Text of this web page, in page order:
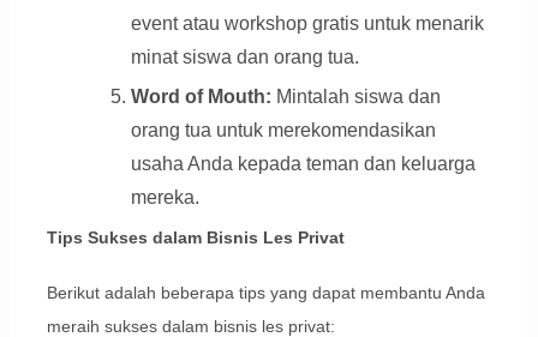
event atau workshop gratis untuk menarik
minat siswa dan orang tua.
Word of Mouth: Mintalah siswa dan
orang tua untuk merekomendasikan
usaha Anda kepada teman dan keluarga
mereka.
Tips Sukses dalam Bisnis Les Privat
Berikut adalah beberapa tips yang dapat membantu Anda
meraih sukses dalam bisnis les privat: